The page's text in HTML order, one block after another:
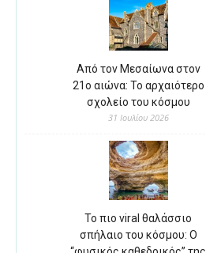
Από τον Μεσαίωνα στον
21ο αιώνα: Το αρχαιότερο
σχολείο του κόσμου
31 Ιουλίου 2026
Το πιο viral θαλάσσιο
σπήλαιο του κόσμου: Ο